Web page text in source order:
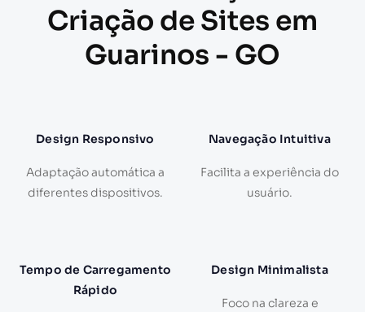
Criação de Sites em
Guarinos - GO
Design Responsivo
Adaptação automática a
diferentes dispositivos.
Navegação Intuitiva
Facilita a experiência do
usuário.
Tempo de Carregamento
Rápido
Design Minimalista
Foco na clareza e